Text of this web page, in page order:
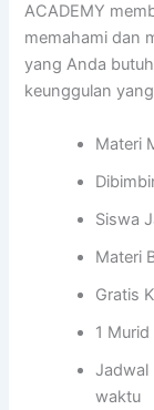
ACADEMY
memahami dan
yang Anda
keunggulan
Materi
Siswa
Materi
Gratis
1
Jadwal
waktu